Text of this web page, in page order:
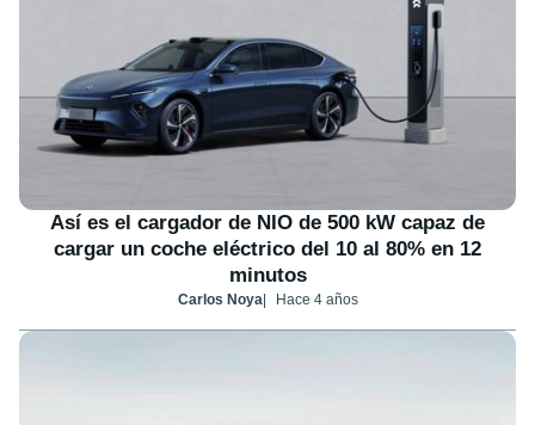
Así es el cargador de NIO de 500 kW capaz de
cargar un coche eléctrico del 10 al 80% en 12
minutos
Carlos Noya Hace 4 años